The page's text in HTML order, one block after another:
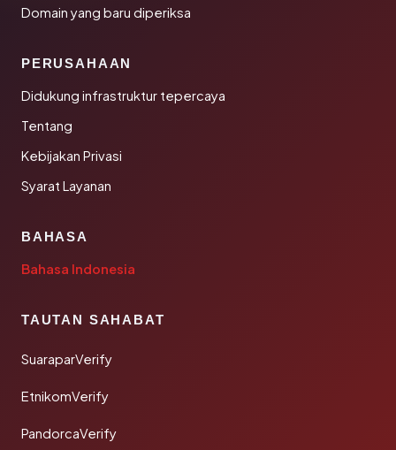
Domain yang baru diperiksa
PERUSAHAAN
Didukung infrastruktur tepercaya
Tentang
Kebijakan Privasi
Syarat Layanan
BAHASA
Bahasa Indonesia
TAUTAN SAHABAT
SuaraparVerify
EtnikomVerify
PandorcaVerify